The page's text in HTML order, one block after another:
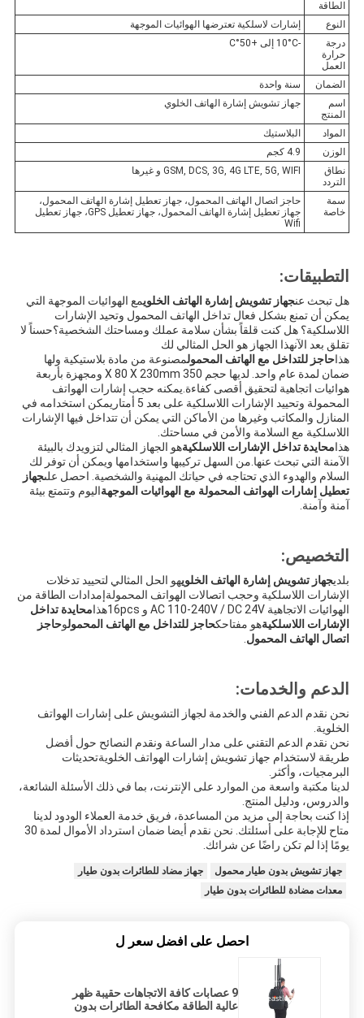
الطاقة
النوع
إشارات لاسلكية تعترضها الهوائيات الموجهة
درجة
حرارة
العمل
-10°C إلى +50°C
الضمان
سنة واحدة
اسم
المنتج
جهاز تشويش إشارة الهاتف الخلوي
المواد
البلاستيك
الوزن
4.9 كجم
نطاق
التردد
GSM, DCS, 3G, 4G LTE, 5G, WIFI و غيرها
سمة
خاصة
حاجز اتصال الهاتف المحمول، جهاز تعطيل إشارة الهاتف المحمول،
جهاز تعطيل إشارة الهاتف المحمول، جهاز تعطيل GPS، جهاز تعطيل
Wifi
التطبيقات:
هل تبحث عنجهاز تشويش إشارة الهاتف الخلويمع الهوائيات الموجهة التي
يمكن أن تمنع بشكل فعال تداخل الهاتف المحمول وتحيد الإشارات
اللاسلكية؟ هل كنت قلقاً بشأن سلامة عملك ومساحتك الشخصية؟حسناً لا
تقلق بعد الآنهذا الجهاز هو الحل المثالي لك
هذاحاجز للتداخل مع الهاتف المحمولمصنوعة من مادة بلاستيكية ولها
ضمان لمدة عام واحد. لديها حجم 350 X 80 X 230mm ومجهزة بأربعة
هوائيات اتجاهية لتحقيق أقصى كفاءة.يمكنه حجب إشارات الهواتف
المحمولة وتحييد الإشارات اللاسلكية على بعد 5 أمتاريمكن استخدامه في
المنازل والمكاتب وغيرها من الأماكن التي يمكن أن تتداخل فيها الإشارات
اللاسلكية مع السلامة والأمن في مساحتك.
هذامحايدة تداخل الإشارات اللاسلكيةهو الجهاز المثالي لتزويدك بالبيئة
الآمنة التي تبحث عنها.من السهل تركيبها واستخدامها ويمكن أن توفر لك
السلام والهدوء الذي تحتاجه في حياتك المهنية والشخصية. احصل علىجهاز
تعطيل إشارات الهواتف المحمولة مع الهوائيات الموجهةاليوم وتتمتع بيئة
آمنة وآمنة.
التخصيص:
بلديجهاز تشويش إشارة الهاتف الخلويهو الحل المثالي لتحييد تدخلات
الإشارات اللاسلكية وحجب اتصالات الهواتف المحمولةإمدادات الطاقة من
الهوائيات الاتجاهية AC 110-240V / DC 24V و 16pcsهذا
محايدة تداخل
الإشارات اللاسلكيةهو مفتاحكحاجز للتداخل مع الهاتف المحمولوحاجز
اتصال الهاتف المحمول.
الدعم والخدمات:
نحن نقدم الدعم الفني والخدمة لجهاز التشويش على إشارات الهواتف
الخلوية.
نحن نقدم الدعم التقني على مدار الساعة ونقدم النصائح حول أفضل
طريقة لاستخدام جهاز تشويش إشارات الهواتف الخلويةتحديثات
البرمجيات، وأكثر.
لدينا مكتبة واسعة من الموارد على الإنترنت، بما في ذلك الأسئلة الشائعة،
والدروس، ودليل المنتج.
إذا كنت بحاجة إلى مزيد من المساعدة، فريق خدمة العملاء الودود لدينا
متاح للإجابة على أسئلتك. نحن نقدم أيضا ضمان استرداد الأموال لمدة 30
يومًا إذا لم تكن راضًا عن شرائك.
جهاز تشويش بدون طيار محمول
جهاز مضاد للطائرات بدون طيار
معدات مضادة للطائرات بدون طيار
احصل على افضل سعر ل
9 عصابات كافة الاتجاهات حقيبة ظهر
عالية الطاقة مكافحة الطائرات بدون